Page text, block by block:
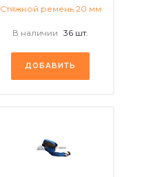
Стяжной ремень 20 мм
В наличии 36 шт.
ДОБАВИТЬ